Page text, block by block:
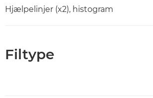
Hjælpelinjer (x2), histogram
Filtype